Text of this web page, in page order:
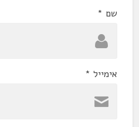
שם *
אימייל *